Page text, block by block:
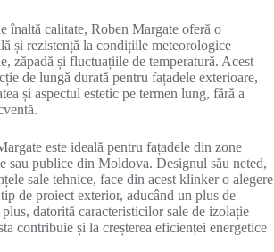
înaltă calitate, Roben Margate oferă o
și rezistență la condițiile meteorologice
zăpadă și fluctuațiile de temperatură. Acest
de lungă durată pentru fațadele exterioare,
și aspectul estetic pe termen lung, fără a
este ideală pentru fațadele din zone
sau publice din Moldova. Designul său neted,
sale tehnice, face din acest klinker o alegere
de proiect exterior, aducând un plus de
datorită caracteristicilor sale de izolație
contribuie și la creșterea eficienței energetice